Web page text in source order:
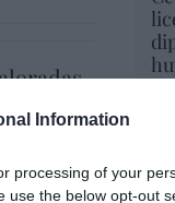
Information
processing of your
use the below opt-outtu